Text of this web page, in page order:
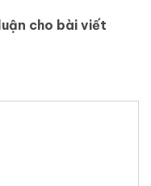
cho bài viết